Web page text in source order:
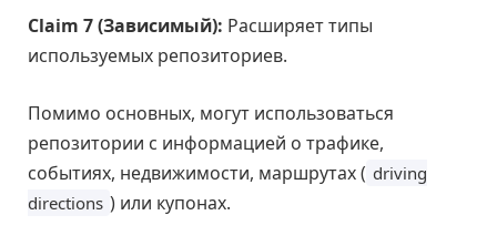
Claim 7 (Зависимый): Расширяет типы
используемых репозиториев.
Помимо основных, могут использоваться
репозитории с информацией о трафике,
событиях, недвижимости, маршрутах ( driving
directions ) или купонах.